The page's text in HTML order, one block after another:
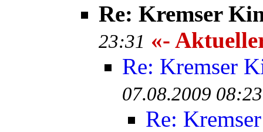
Re: Kremser
23:31 «-
Re: Kremser
07.08.2009 08:23
Re: